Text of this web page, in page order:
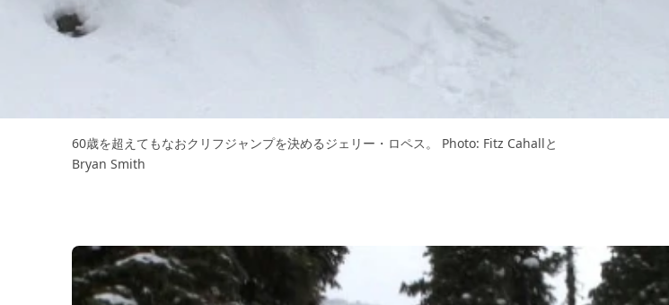
60歳を超えてもなおクリフジャンプを決めるジェリー・ロペス。 Photo: Fitz Cahallと
Bryan Smith